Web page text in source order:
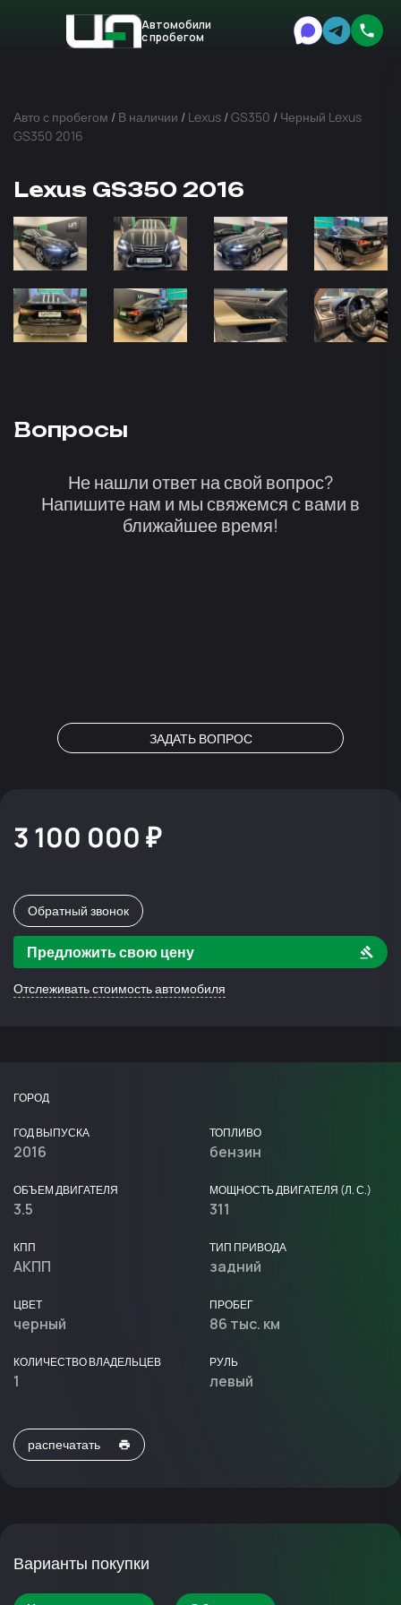
Автомобили
с пробегом
Авто с пробегом / В наличии / Lexus /GS350 / Черный Lexus
GS350 2016
Lexus GS350 2016
Вопросы
Не нашли ответ на свой вопрос?
Напишите нам и мы свяжемся с вами в
ближайшее время!
ЗАДАТЬ ВОПРОС
3 100 000 ₽
Обратный звонок
Предложить свою цену
Отслеживать стоимость автомобиля
ГОРОД
ГОД ВЫПУСКА
2016
ТОПЛИВО
бензин
ОБЪЕМ ДВИГАТЕЛЯ
3.5
МОЩНОСТЬ ДВИГАТЕЛЯ (Л. С.)
311
КПП
АКПП
ТИП ПРИВОДА
задний
ЦВЕТ
черный
ПРОБЕГ
86 тыс. км
КОЛИЧЕСТВО ВЛАДЕЛЬЦЕВ
1
РУЛЬ
левый
распечатать
Варианты покупки